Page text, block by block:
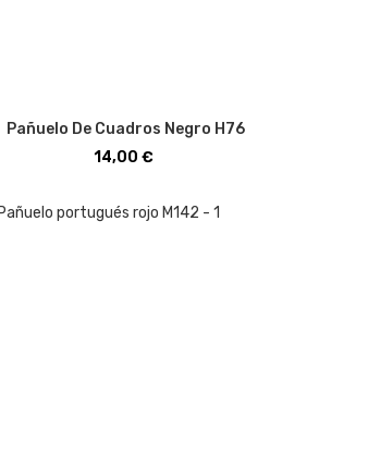
Pañuelo De Cuadros Negro H76
Precio
14,00 €